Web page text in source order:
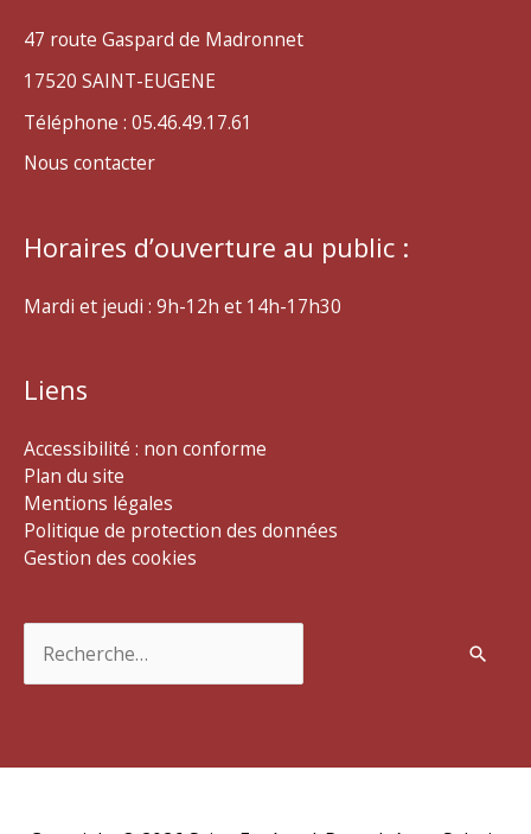
47 route Gaspard de Madronnet
17520 SAINT-EUGENE
Téléphone : 05.46.49.17.61
Nous contacter
Horaires d’ouverture au public :
Mardi et jeudi : 9h-12h et 14h-17h30
Liens
Accessibilité : non conforme
Plan du site
Mentions légales
Politique de protection des données
Gestion des cookies